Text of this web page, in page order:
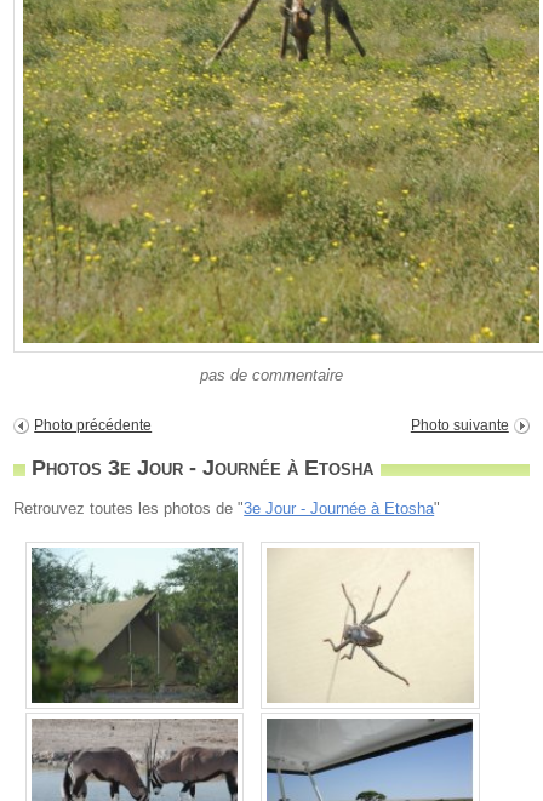
pas de commentaire
Photo précédente Photo suivante
Photos 3e Jour - Journée à Etosha
Retrouvez toutes les photos de "3e Jour - Journée à Etosha"